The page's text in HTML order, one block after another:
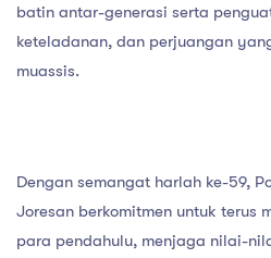
batin antar-generasi serta
keteladanan, dan perjuangan
muassis.
Dengan semangat harlah ke-59,
Joresan berkomitmen untuk terus
para pendahulu, menjaga nilai-